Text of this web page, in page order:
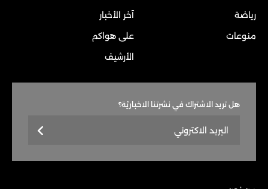
رياضة
منوعات
آخر الأخبار
على هواكم
الأرشيف
هل تريد الاشتراك في نشرتنا الاخباريّة؟